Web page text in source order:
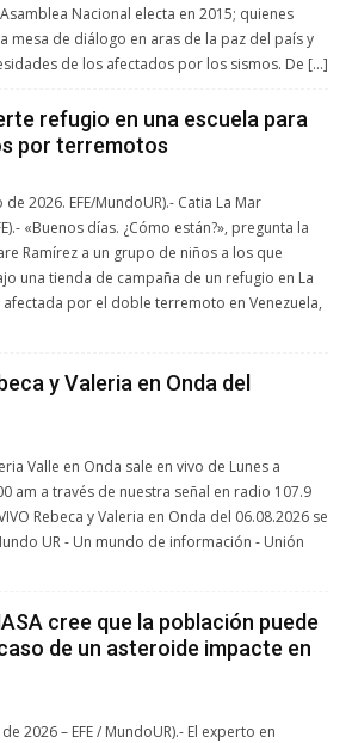
Nacional electa en 2015; quienes
mesa de diálogo en aras de la paz del país y
de los afectados por los sismos. De […]
refugio en una escuela para
por terremotos
2026. EFE/MundoUR).- Catia La Mar
«Buenos días. ¿Cómo están?», pregunta la
Ramírez a un grupo de niños a los que
una tienda de campaña de un refugio en La
afectada por el doble terremoto en Venezuela,
y Valeria en Onda del
Valle en Onda sale en vivo de Lunes a
am a través de nuestra señal en radio 107.9
Rebeca y Valeria en Onda del 06.08.2026 se
UR - Un mundo de información - Unión
cree que la población puede
de un asteroide impacte en
2026 – EFE / MundoUR).- El experto en